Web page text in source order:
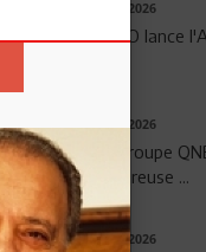
04.08.2026
OPPO lance
29.07.2026
Le Groupe
rigoureuse ...
24.07.2026